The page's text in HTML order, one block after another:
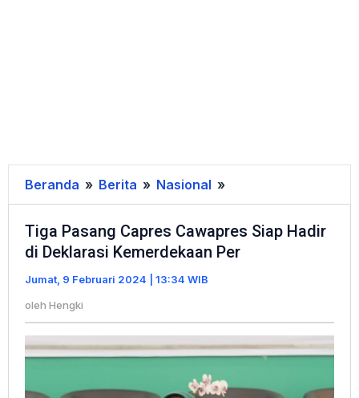
Beranda » Berita » Nasional »
Pasang
Capres
Cawapres
di
Deklarasi
Kemerdekaan
Per
Tiga Pasang Capres Cawapres Siap Hadir
di Deklarasi Kemerdekaan Per
Jumat, 9 Februari 2024 | 13:34 WIB
oleh Hengki